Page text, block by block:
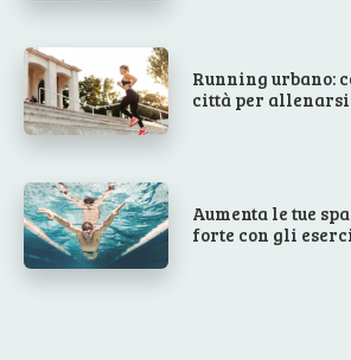
Running urbano:
città per
Aumenta le tue
forte con gli